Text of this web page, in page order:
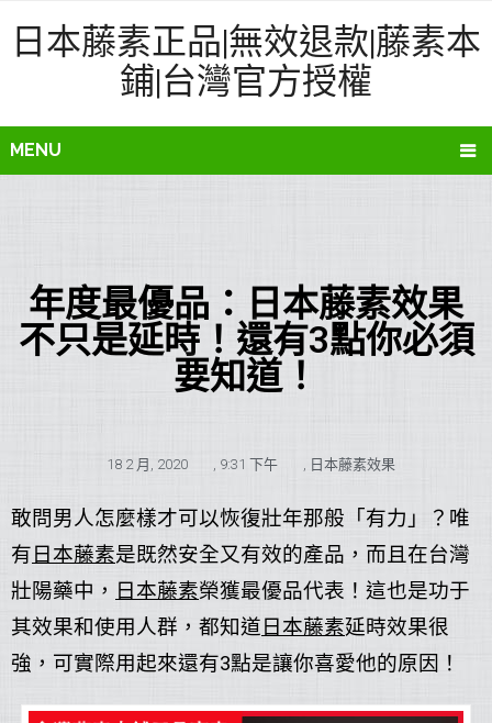
日本藤素正品|無效退款|藤素本
鋪|台灣官方授權
MENU
年度最優品：日本藤素效果
不只是延時！還有3點你必須
要知道！
18 2 月, 2020 , 9:31 下午 , 日本藤素效果
敢問男人怎麼樣才可以恢復壯年那般「有力」？唯
有 日本藤素是既然安全又有效的產品，而且在台灣
壯陽藥中， 日本藤素榮獲最優品代表！這也是功于
其效果和使用人群，都知道 日本藤素延時效果很
強，可實際用起來還有3點是讓你喜愛他的原因！